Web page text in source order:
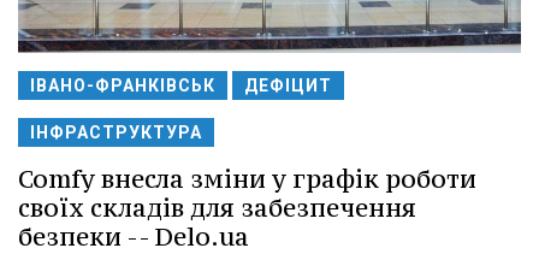
ІВАНО-ФРАНКІВСЬК ДЕФІЦИТ
ІНФРАСТРУКТУРА
Comfy внесла зміни у графік роботи
своїх складів для забезпечення
безпеки -- Delo.ua